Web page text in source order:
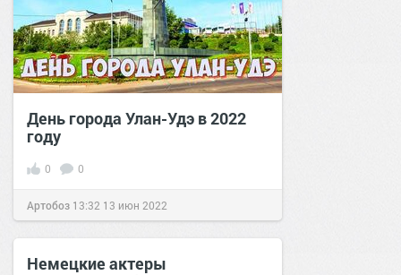
День города Улан-Удэ в 2022
году
0 0
Артобоз 13:32 13 июн 2022
Немецкие актеры